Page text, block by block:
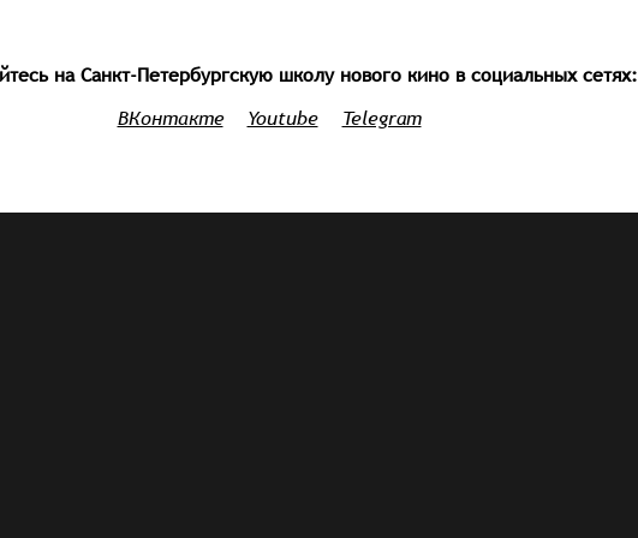
на Санкт-Петербургскую школу нового кино в социальных сетях:
ВКонтакте
Youtube Telegram